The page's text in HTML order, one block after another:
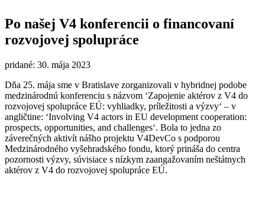
Po našej V4 konferencii o financovaní
rozvojovej spolupráce
pridané: 30. mája 2023
Dňa 25. mája sme v Bratislave zorganizovali v hybridnej podobe
medzinárodnú konferenciu s názvom ‘Zapojenie aktérov z V4 do
rozvojovej spolupráce EÚ: vyhliadky, príležitosti a výzvy‘ – v
angličtine: ‘Involving V4 actors in EU development cooperation:
prospects, opportunities, and challenges‘. Bola to jedna zo
záverečných aktivít nášho projektu V4DevCo s podporou
Medzinárodného vyšehradského fondu, ktorý prináša do centra
pozornosti výzvy, súvisiace s nízkym zaangažovaním neštátnych
aktérov z V4 do rozvojovej spolupráce EÚ.